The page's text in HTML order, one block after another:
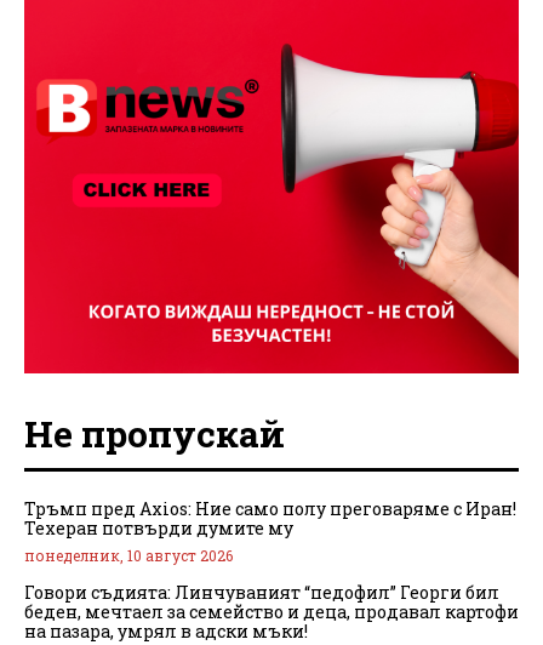
Не пропускай
Тръмп пред Axios: Ние само полу преговаряме с Иран!
Техеран потвърди думите му
понеделник, 10 август 2026
Говори съдията: Линчуваният “педофил” Георги бил
беден, мечтаел за семейство и деца, продавал картофи
на пазара, умрял в адски мъки!